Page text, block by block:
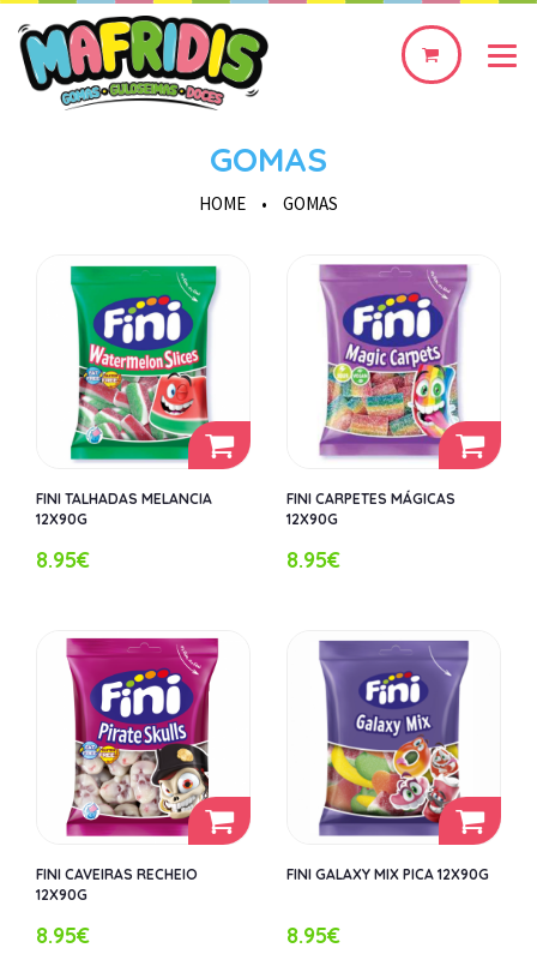
0
GOMAS
HOME • GOMAS
FINI TALHADAS MELANCIA
12X90G
8.95€
FINI CARPETES MÁGICAS
12X90G
8.95€
FINI CAVEIRAS RECHEIO
12X90G
8.95€
FINI GALAXY MIX PICA 12X90G
8.95€